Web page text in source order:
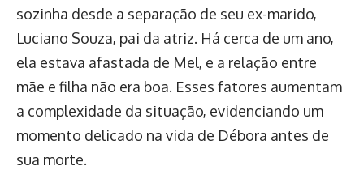
sozinha desde a separação de seu ex-marido,
Luciano Souza, pai da atriz. Há cerca de um ano,
ela estava afastada de Mel, e a relação entre
mãe e filha não era boa. Esses fatores aumentam
a complexidade da situação, evidenciando um
momento delicado na vida de Débora antes de
sua morte.